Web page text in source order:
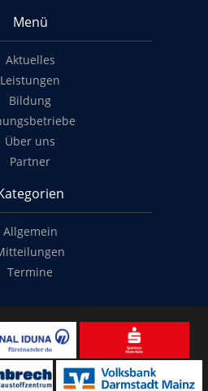
Menü
Aktuelles
Leistungen
Bildung
Über uns
Partner
Allgemein
Termine
. Alle Rechte vorbehalten.